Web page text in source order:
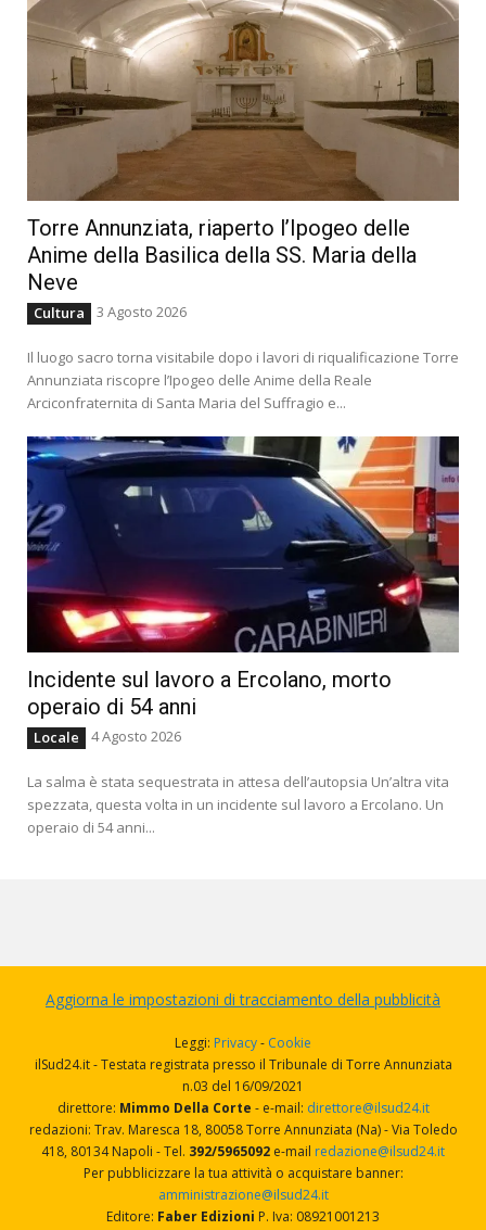
Torre Annunziata, riaperto l’Ipogeo delle
Anime della Basilica della SS. Maria della
Neve
Cultura 3 Agosto 2026
Il luogo sacro torna visitabile dopo i lavori di riqualificazione Torre
Annunziata riscopre l’Ipogeo delle Anime della Reale
Arciconfraternita di Santa Maria del Suffragio e...
Incidente sul lavoro a Ercolano, morto
operaio di 54 anni
Locale 4 Agosto 2026
La salma è stata sequestrata in attesa dell’autopsia Un’altra vita
spezzata, questa volta in un incidente sul lavoro a Ercolano. Un
operaio di 54 anni...
Aggiorna le impostazioni di tracciamento della pubblicità
Leggi: Privacy- Cookie
ilSud24.it - Testata registrata presso il Tribunale di Torre Annunziata
n.03 del 16/09/2021
direttore: Mimmo Della Corte - e-mail: direttore@ilsud24.it
redazioni: Trav. Maresca 18, 80058 Torre Annunziata (Na) - Via Toledo
418, 80134 Napoli - Tel. 392/5965092 e-mail redazione@ilsud24.it
Per pubblicizzare la tua attività o acquistare banner:
amministrazione@ilsud24.it
Editore: Faber Edizioni P. Iva: 08921001213